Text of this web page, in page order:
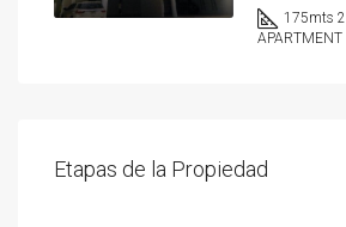
175mts 2
APARTMENT
Etapas de la Propiedad